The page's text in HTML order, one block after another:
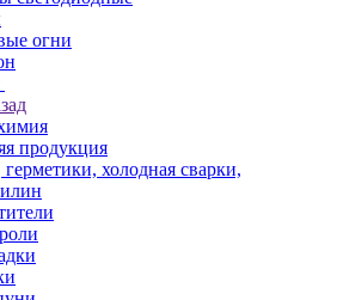
огни
продукция
холодная сварки,